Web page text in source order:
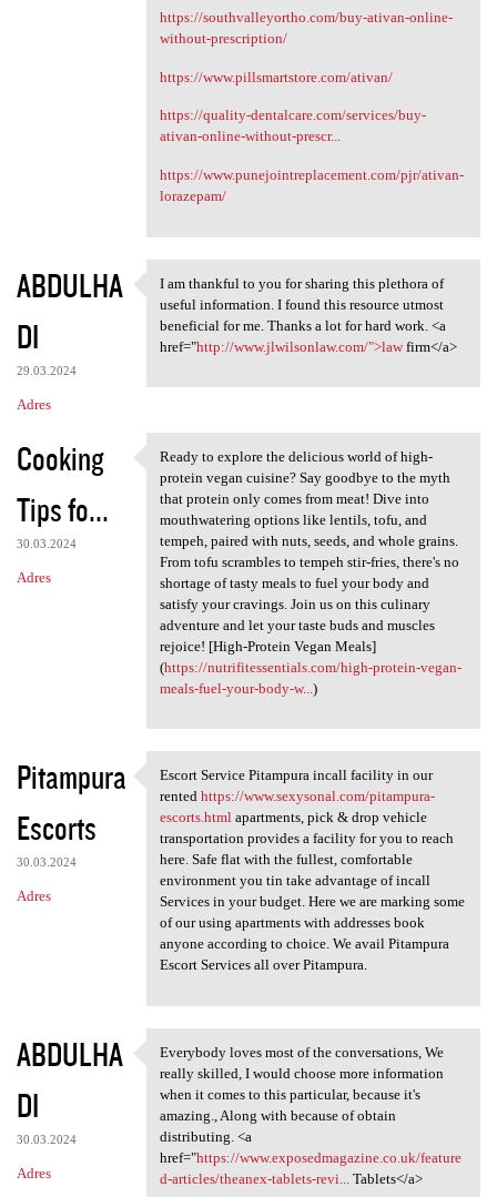
https://southvalleyortho.com/buy-ativan-online-
without-prescription/
https://www.pillsmartstore.com/ativan/
https://quality-dentalcare.com/services/buy-
ativan-online-without-prescr...
https://www.punejointreplacement.com/pjr/ativan-
lorazepam/
ABDULHA
DI
29.03.2024
Adres
I am thankful to you for
I am thankful to you for sharing this plethora of
useful information. I found this resource utmost
beneficial for me. Thanks a lot for hard work. <a
href="http://www.jlwilsonlaw.com/">lawfirm</a>
Cooking
Tips fo...
30.03.2024
Adres
Ready to explore the
Ready to explore the delicious world of high-
protein vegan cuisine? Say goodbye to the myth
that protein only comes from meat! Dive into
mouthwatering options like lentils, tofu, and
tempeh, paired with nuts, seeds, and whole grains.
From tofu scrambles to tempeh stir-fries, there's no
shortage of tasty meals to fuel your body and
satisfy your cravings. Join us on this culinary
adventure and let your taste buds and muscles
rejoice! [High-Protein Vegan Meals]
(https://nutrifitessentials.com/high-protein-vegan-
meals-fuel-your-body-w... )
Pitampura
Escorts
30.03.2024
Adres
Escort Service Pitampura
Escort Service Pitampura incall facility in our
rented https://www.sexysonal.com/pitampura-
escorts.htmlapartments, pick & drop vehicle
transportation provides a facility for you to reach
here. Safe flat with the fullest, comfortable
environment you tin take advantage of incall
Services in your budget. Here we are marking some
of our using apartments with addresses book
anyone according to choice. We avail Pitampura
Escort Services all over Pitampura.
ABDULHA
DI
30.03.2024
Adres
Everybody loves most of the
Everybody loves most of the conversations, We
really skilled, I would choose more information
when it comes to this particular, because it's
amazing., Along with because of obtain
distributing. <a
href="https://www.exposedmagazine.co.uk/feature
d-articles/theanex-tablets-revi...
Tablets</a>